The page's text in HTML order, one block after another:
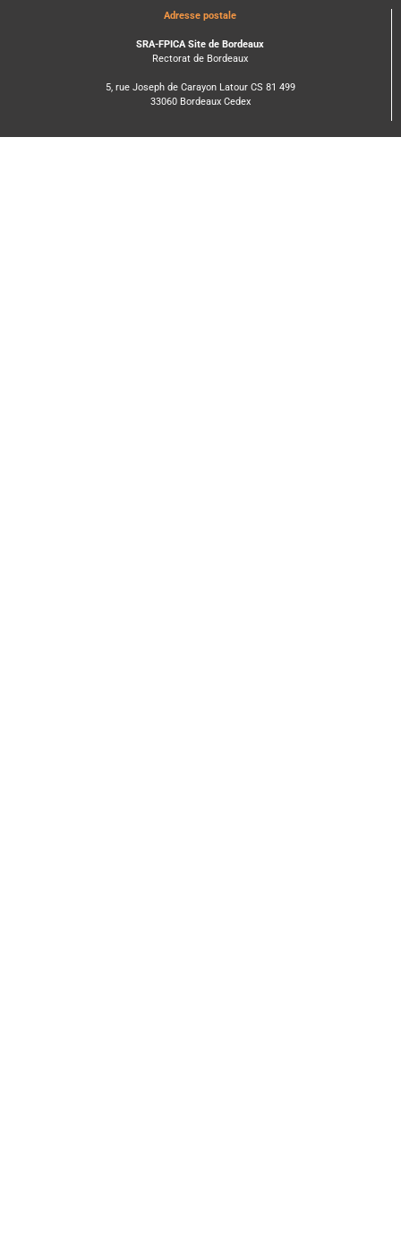
Adresse postale
SRA-FPICA Site de Bordeaux
Rectorat de Bordeaux
5, rue Joseph de Carayon Latour CS 81 499
33060 Bordeaux Cedex